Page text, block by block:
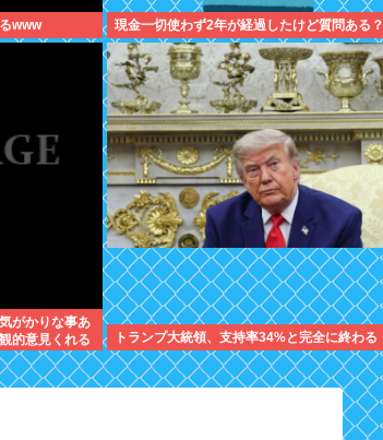
www 現金一切使わず2年が経過したけど質問ある？
がかりな事あ
的意見くれる
トランプ大統領、支持率34%と完全に終わる